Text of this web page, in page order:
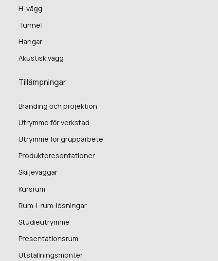
H-vägg
Tunnel
Hangar
Akustisk vägg
Tillämpningar
Branding och projektion
Utrymme för verkstad
Utrymme för grupparbete
Produktpresentationer
Skiljeväggar
Kursrum
Rum-i-rum-lösningar
Studieutrymme
Presentationsrum
Utställningsmonter